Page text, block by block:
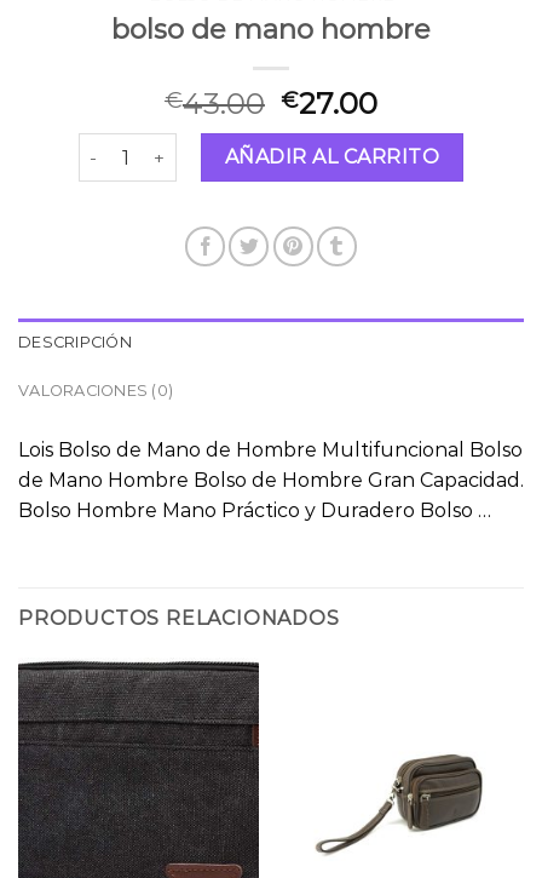
bolso de mano hombre
€43.00 €27.00
bolso de mano hombre cantidad
AÑADIR AL CARRITO
DESCRIPCIÓN
VALORACIONES (0)
Lois Bolso de Mano de Hombre Multifuncional Bolso
de Mano Hombre Bolso de Hombre Gran Capacidad.
Bolso Hombre Mano Práctico y Duradero Bolso …
PRODUCTOS RELACIONADOS